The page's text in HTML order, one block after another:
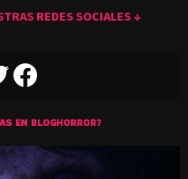
REDES SOCIALES ↓
FACEBOOK
EN BLOGHORROR?